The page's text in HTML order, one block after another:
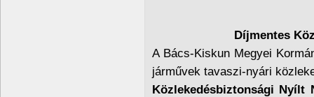
Díjmentes
A Bács-Kiskun Megyei
járművek tavaszi-nyári
Közlekedésbiztonsági Nyílt